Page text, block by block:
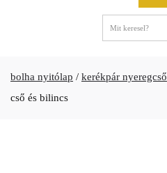
bolha nyitólap / kerékpár nyeregcső
cső és bilincs